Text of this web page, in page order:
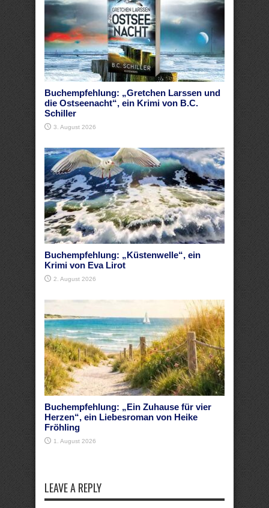
Buchempfehlung: „Gretchen Larssen und
die Ostseenacht“, ein Krimi von B.C.
Schiller
3. August 2026
Buchempfehlung: „Küstenwelle“, ein
Krimi von Eva Lirot
2. August 2026
Buchempfehlung: „Ein Zuhause für vier
Herzen“, ein Liebesroman von Heike
Fröhling
1. August 2026
LEAVE A REPLY